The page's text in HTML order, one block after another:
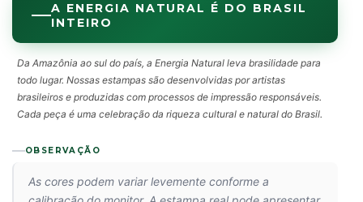
A ENERGIA NATURAL É DO BRASIL
INTEIRO
Da Amazônia ao sul do país, a Energia Natural leva brasilidade para
todo lugar. Nossas estampas são desenvolvidas por artistas
brasileiros e produzidas com processos de impressão responsáveis.
Cada peça é uma celebração da riqueza cultural e natural do Brasil.
OBSERVAÇÃO
As cores podem variar levemente conforme a